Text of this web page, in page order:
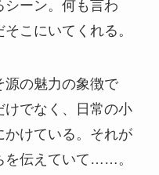
シーン。何も言わ
こにいてくれる。
源の魅力の象徴で
でなく、日常の小
かけている。それが
を伝えていて……。